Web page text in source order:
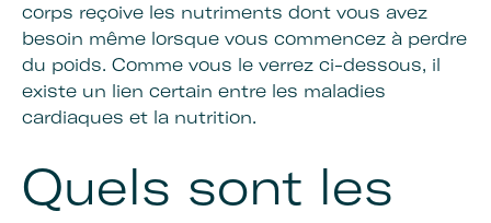
corps reçoive les nutriments dont vous avez
besoin même lorsque vous commencez à perdre
du poids. Comme vous le verrez ci-dessous, il
existe un lien certain entre les maladies
cardiaques et la nutrition.
Quels sont les